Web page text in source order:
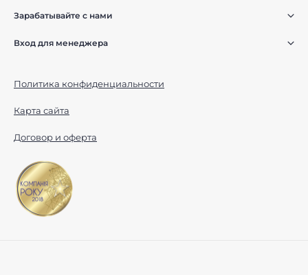
Зарабатывайте с нами
Вход для менеджера
Политика конфиденциальности
Карта сайта
Договор и оферта